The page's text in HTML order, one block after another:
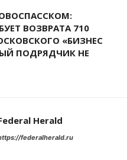
ВОЗВРАТА 710
«БИЗНЕС
ПОДРЯДЧИК НЕ
Herald
federalherald.ru